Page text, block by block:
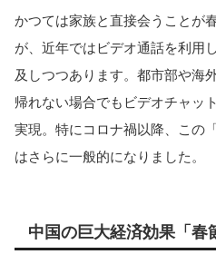
かつては家族と直接会うことが
が、近年ではビデオ通話を利用
及しつつあります。都市部や海
帰れない場合でもビデオチャッ
実現。特にコロナ禍以降、この
はさらに一般的になりました。
中国の巨大経済効果「春